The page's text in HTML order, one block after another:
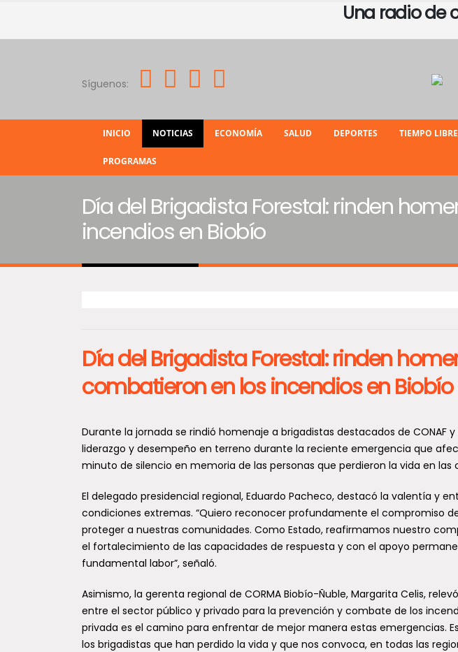
Una radio de
Síguenos:
INICIO NOTICIAS ECONOMÍA SALUD DEPORTES TIEMPO LIBRE
PROGRAMAS
Día del Brigadista Forestal: rinden
incendios en Biobío
Día del Brigadista Forestal: rinden
combatieron en los incendios en Biobío
Durante la jornada se rindió homenaje a brigadistas destacados de CONAF
liderazgo y desempeño en terreno durante la reciente emergencia que
minuto de silencio en memoria de las personas que perdieron la vida en las
El delegado presidencial regional, Eduardo Pacheco, destacó la valentía y
condiciones extremas. “Quiero reconocer profundamente el compromiso
proteger a nuestras comunidades. Como Estado, reafirmamos nuestro
el fortalecimiento de las capacidades de respuesta y con el apoyo
fundamental labor”, señaló.
Asimismo, la gerenta regional de CORMA Biobío-Ñuble, Margarita Celis,
entre el sector público y privado para la prevención y combate de los
privada es el camino para enfrentar de mejor manera estas emergencias.
los brigadistas que han perdido la vida y que nos convoca, en todas las